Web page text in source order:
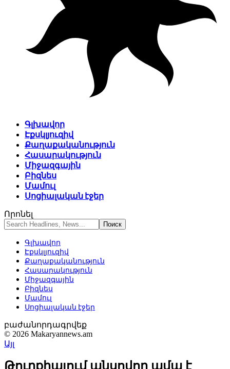
Գլխավոր
Էքսկլյուզիվ
Քաղաքականություն
Հասարակություն
Միջազգային
Բիզնես
Մամուլ
Սոցիալական էջեր
Որոնել
Գլխավոր
Էքսկլյուզիվ
Քաղաքականություն
Հասարակություն
Միջազգային
Բիզնես
Մամուլ
Սոցիալական էջեր
բաժանորդագրվեք
© 2026 Makaryannews.am
Այլ
Թուրքիայում անսովոր ամպ է